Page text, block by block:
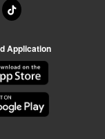
Application